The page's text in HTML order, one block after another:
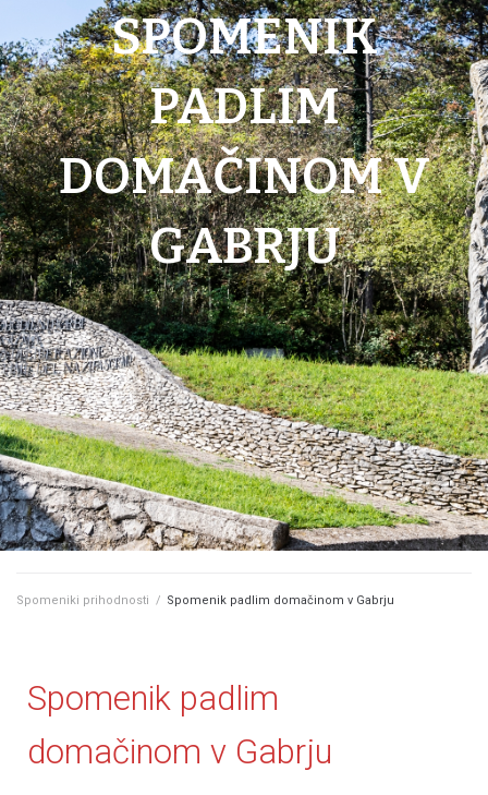
SPOMENIK
PADLIM
DOMAČINOM V
GABRJU
Spomeniki prihodnosti / Spomenik padlim domačinom v Gabrju
Spomenik padlim
domačinom v Gabrju